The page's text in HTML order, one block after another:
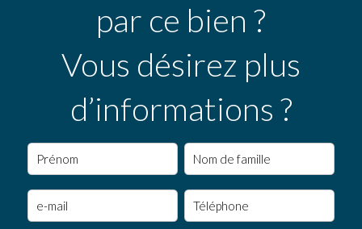
par ce bien ?
Vous désirez plus
d’informations ?